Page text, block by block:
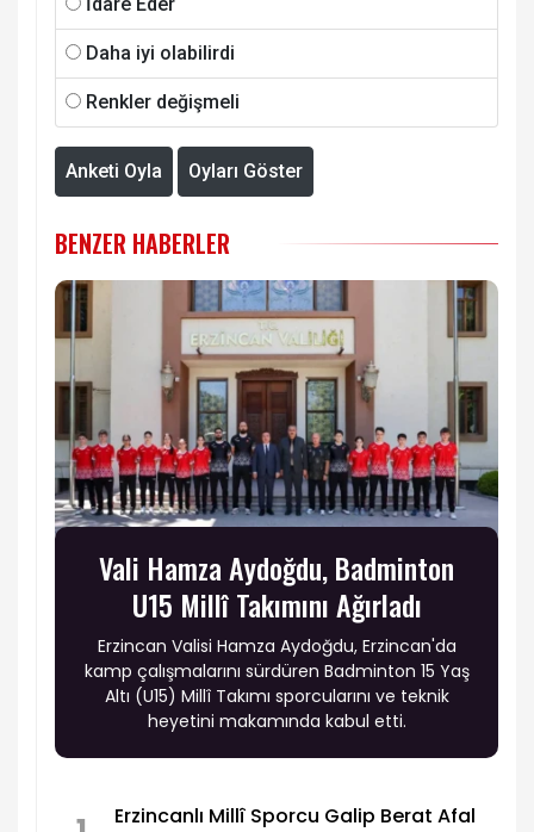
Daha iyi olabilirdi
Renkler değişmeli
Anketi Oyla Oyları Göster
BENZER HABERLER
Vali Hamza Aydoğdu, Badminton
U15 Millî Takımını Ağırladı
Erzincan Valisi Hamza Aydoğdu, Erzincan'da
kamp çalışmalarını sürdüren Badminton 15 Yaş
Altı (U15) Millî Takımı sporcularını ve teknik
heyetini makamında kabul etti.
Erzincanlı Millî Sporcu Galip Berat Afal